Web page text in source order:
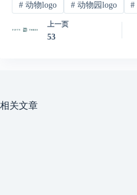
#动物logo #动物园logo #
上一页
53
相关文章